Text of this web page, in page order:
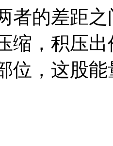
者的差距
缩，积压
位，这股